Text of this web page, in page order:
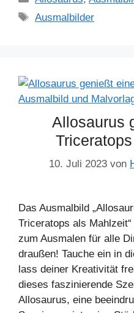
Schlagwörter
Ausmalbilder
Allosaurus
10. Juli 2023 von
Das Ausmalbild
Triceratops als
zum Ausmalen für alle
draußen! Tauche ein in
lass deiner Kreativität
dieses faszinierende
Allosaurus, eine